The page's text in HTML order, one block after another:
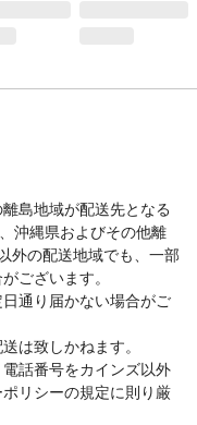
島地域が配送先となる
沖縄県およびその他離
外の配送地域でも、一部
ございます。
通り届かない場合がご
は致しかねます。
話番号をカインズ以外
リシーの規定に則り厳